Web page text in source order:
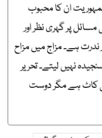
ان کا محبوب
پر گہری نظر اور
ہے۔ مزاج میں مزاح
نہیں لیتے۔ تحریر
کاٹ ہے مگر دوست